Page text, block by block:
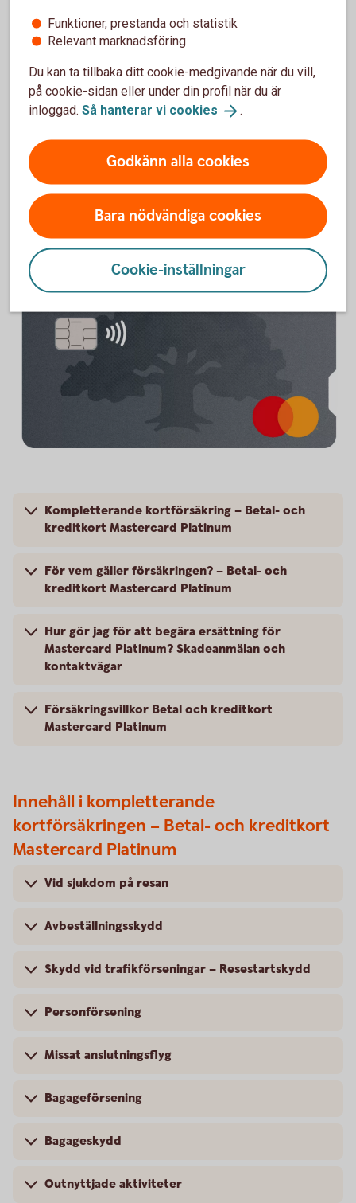
Betal- och kreditkort Mastercard
Platinum
Genom att betala mer än 50 procent av din resa med betal-
och kreditkort Mastercard Platinum får du tillgång till en
Entercard är försäkringstagare och gruppföreträdare.
Betal- och kreditkort Mastercard Platinum – beställ
och läsmer
Kompletterande kortförsäkring – Betal- och
kreditkort Mastercard Platinum
För vem gäller försäkringen? – Betal- och
kreditkort Mastercard Platinum
Hur gör jag för att begära ersättning för
Mastercard Platinum? Skadeanmälan och
kontaktvägar
Försäkringsvillkor Betal och kreditkort
Mastercard Platinum
Innehåll i kompletterande
kortförsäkringen – Betal- och kreditkort
Mastercard Platinum
Vid sjukdom på resan
Avbeställningsskydd
Skydd vid trafikförseningar – Resestartskydd
Personförsening
Missat anslutningsflyg
Bagageförsening
Bagageskydd
Outnyttjade aktiviteter
Funktioner, prestanda och statistik
Relevant marknadsföring
Du kan ta tillbaka ditt cookie-medgivande när du vill,
på cookie-sidan eller under din profil när du är
inloggad. Så hanterar vi cookies .
Godkänn alla cookies
Bara nödvändiga cookies
Cookie-inställningar